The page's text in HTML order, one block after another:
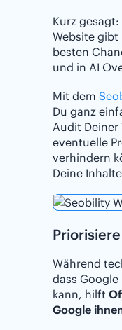
Kurz
Website gibt
besten
und in AI
Mit dem
Du ganz
Audit
eventuelle
verhindern
Deine
Während
dass
kann, hilft
Google